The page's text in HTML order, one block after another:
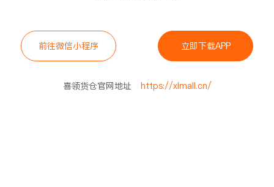
前往微信小程序 立即下载APP
喜领货仓官网地址 https://xlmall.cn/